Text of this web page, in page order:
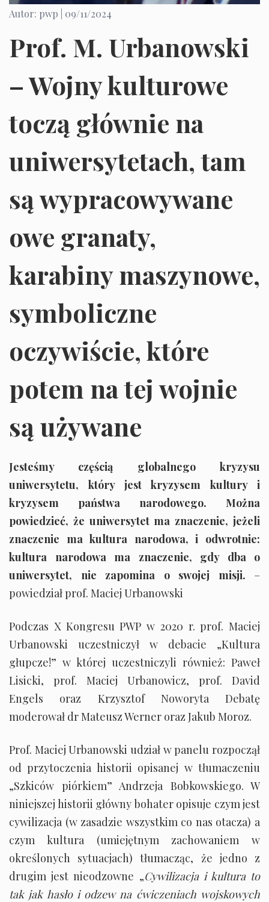
Autor: pwp | 09/11/2024
Prof. M. Urbanowski
– Wojny kulturowe
toczą głównie na
uniwersytetach, tam
są wypracowywane
owe granaty,
karabiny maszynowe,
symboliczne
oczywiście, które
potem na tej wojnie
są używane
Jesteśmy częścią globalnego kryzysu
uniwersytetu, który jest kryzysem kultury i
kryzysem państwa narodowego. Można
powiedzieć, że uniwersytet ma znaczenie, jeżeli
znaczenie ma kultura narodowa, i odwrotnie:
kultura narodowa ma znaczenie, gdy dba o
uniwersytet, nie zapomina o swojej misji. –
powiedział prof. Maciej Urbanowski
Podczas X Kongresu PWP w 2020 r. prof. Maciej
Urbanowski uczestniczył w debacie „Kultura
głupcze!” w której uczestniczyli również: Paweł
Lisicki, prof. Maciej Urbanowicz, prof. David
Engels oraz Krzysztof Noworyta Debatę
moderował dr Mateusz Werner oraz Jakub Moroz.
Prof. Maciej Urbanowski udział w panelu rozpoczął
od przytoczenia historii opisanej w tłumaczeniu
„Szkiców piórkiem” Andrzeja Bobkowskiego. W
niniejszej historii główny bohater opisuje czym jest
cywilizacja (w zasadzie wszystkim co nas otacza) a
czym kultura (umiejętnym zachowaniem w
określonych sytuacjach) tłumacząc, że jedno z
drugim jest nieodzowne „Cywilizacja i kultura to
tak jak hasło i odzew na ćwiczeniach wojskowych